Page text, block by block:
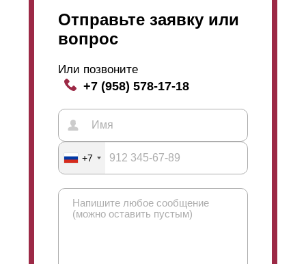
Отправьте заявку или
вопрос
Или позвоните
+7 (958) 578-17-18
+7